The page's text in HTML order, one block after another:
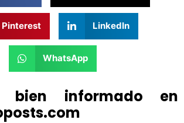
Pinterest LinkedIn
WhatsApp
bien informado en